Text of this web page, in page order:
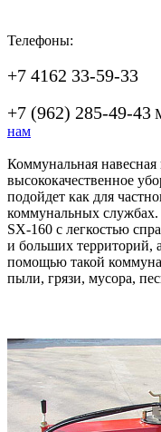
Телефоны:
+7 4162 33-59-33
+7 (962) 285-49-43
нам
Коммунальная
высококачественное
подойдет как для
коммунальных службах.
SX-160 с легкостью
и больших территорий,
помощью такой
пыли, грязи, мусора,